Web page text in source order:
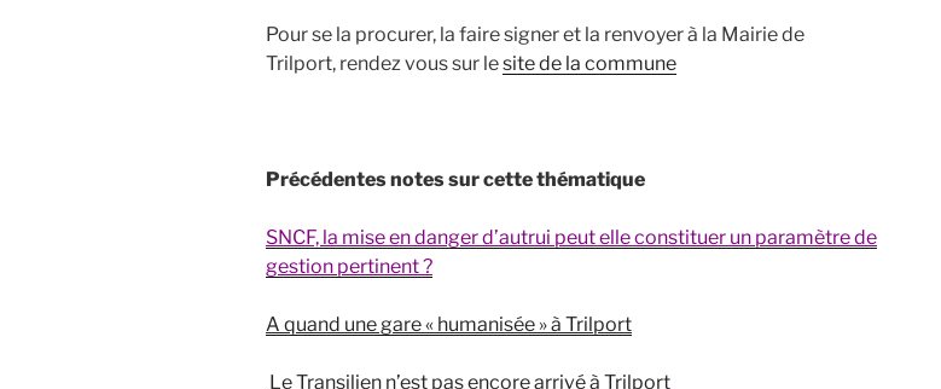
Pour se la procurer, la faire signer et la renvoyer à la Mairie de
Trilport, rendez vous sur lesite de la commune
Précédentes notes sur cette thématique
SNCF, la mise en danger d’autrui peut elle constituer un paramètre de
gestion pertinent ?
A quand une gare « humanisée » à Trilport
Le Transilien n’est pas encore arrivé à Trilport